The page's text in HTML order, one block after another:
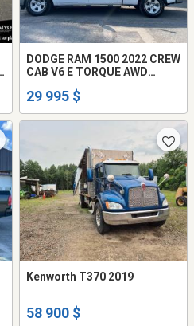
DODGE RAM 1500 2022 CREW
CAB V6 E TORQUE AWD
29 995 $
Kenworth T370 2019
58 900 $